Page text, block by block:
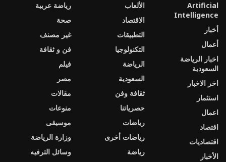
Artificial
Intelligence
أخبار
أعمال
اخبار الرياضة
السعودية
اخر الاخبار
استثمار
اعمال
اقتصاد
اقتصاديات
الأخبار
الألعاب
الاقتصاد
التطبيقات
التكنولوجيا
الرياضة
السعودية
ثقافة وفن
حصرياتنا
رياضات
رياضات أخرى
رياضة
رياضة عربية
صحة
غير مصنف
فن و ثقافة
فيلم
مصر
مقالات
منوعات
موسيقى
وزارة الرياضة
وسائل الترفيه